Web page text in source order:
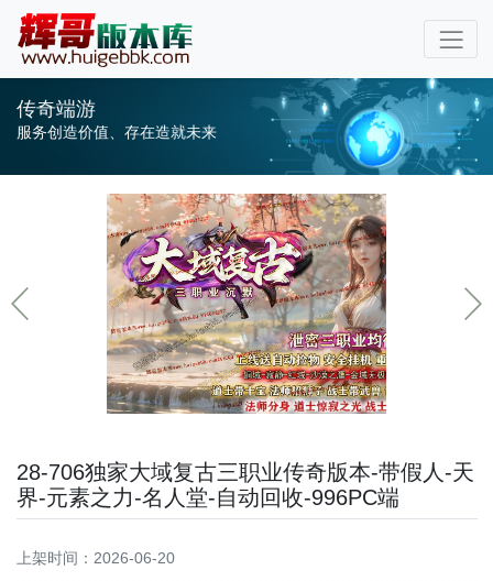
传奇端游
服务创造价值、存在造就未来
28-706独家大域复古三职业传奇版本-带假人-天
界-元素之力-名人堂-自动回收-996PC端
上架时间：2026-06-20